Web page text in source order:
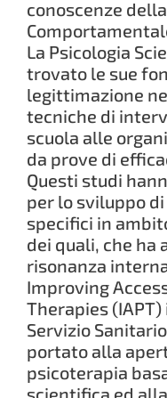
conoscenze
La Psicologia
trovato le sue
legittimazione
tecniche di
scuola alle
da prove di
Questi studi
per lo sviluppo
specifici in
dei quali, che ha
risonanza
Improving
Therapies
Servizio
portato alla
psicoterapia
scientifica ed